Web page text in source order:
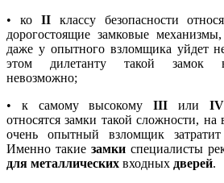
• ко IIклассу безопасности
дорогостоящие замковые
даже у опытного взломщика уйдет
этом дилетанту такой замок
невозможно;
• к самому высокому III или IV
относятся замки такой сложности,
очень опытный взломщик
Именно такие замки специалисты
для металлических входных дверей.